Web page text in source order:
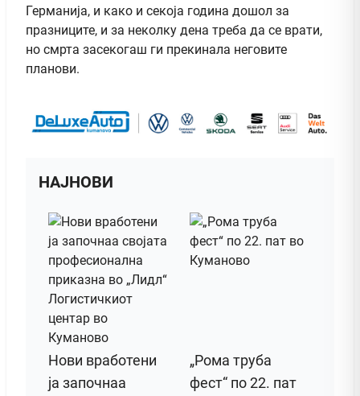
Германија, и како и секоја година дошол за
празниците, и за неколку дена треба да се врати,
но смрта засекогаш ги прекинала неговите
планови.
НАЈНОВИ
Нови вработени
ја започнаа
„Рома труба
фест“ по 22. пат